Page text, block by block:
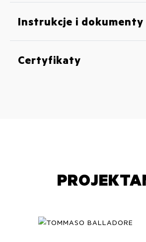
Instrukcje i dokumenty
Certyfikaty